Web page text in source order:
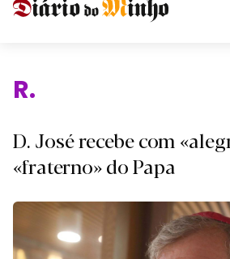
Religi
D. José recebe com
«fraterno» do Papa